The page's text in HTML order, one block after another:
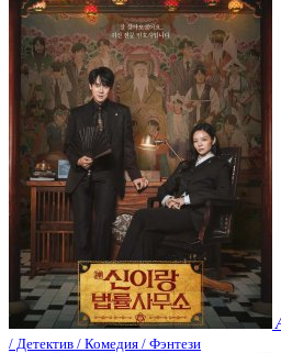
/ Детектив / Комедия / Фэнтези